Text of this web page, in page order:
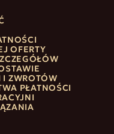
OFERTY
I ZWROTÓW
PŁATNOŚCI